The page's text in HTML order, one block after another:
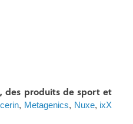
des produits de sport et
, Metagenics, Nuxe, ixX